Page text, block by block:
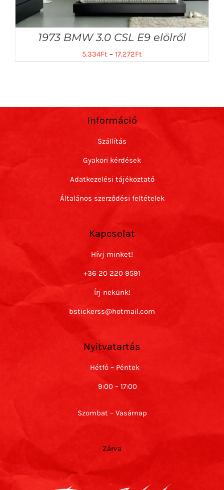
1973 BMW 3.0 CSL E9 elölről
5.334Ft – 17.272Ft
Információ
Szállítás
Gyakori kérdések
Adatkezelési tájékoztató
Általános szerződési feltételek
Kapcsolat
Hívj minket!
+36 20 220 9591
Írj nekünk!
bstickerss@hotmail.com
Nyitvatartás
Hétfő – Péntek
9:00 – 17:00
Szombat – Vasárnap
Zárva